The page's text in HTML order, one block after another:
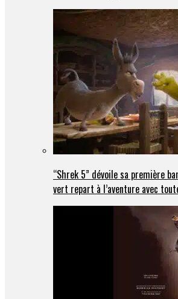
“Shrek 5” dévoile sa première
vert repart à l’aventure avec